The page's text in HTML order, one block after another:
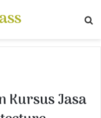
Kursus Jasa